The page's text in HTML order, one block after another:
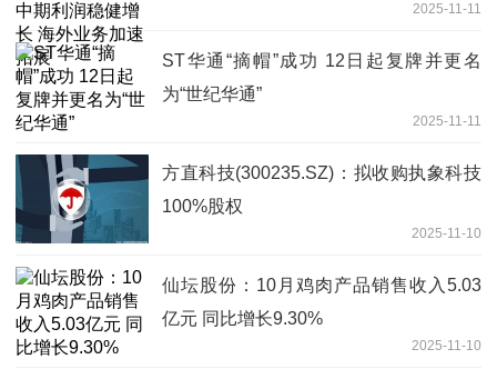
2025-11-11
ST华通“摘帽”成功 12日起复牌并更名
为“世纪华通”
2025-11-11
方直科技(300235.SZ)：拟收购执象科技
100%股权
2025-11-10
仙坛股份：10月鸡肉产品销售收入5.03
亿元 同比增长9.30%
2025-11-10